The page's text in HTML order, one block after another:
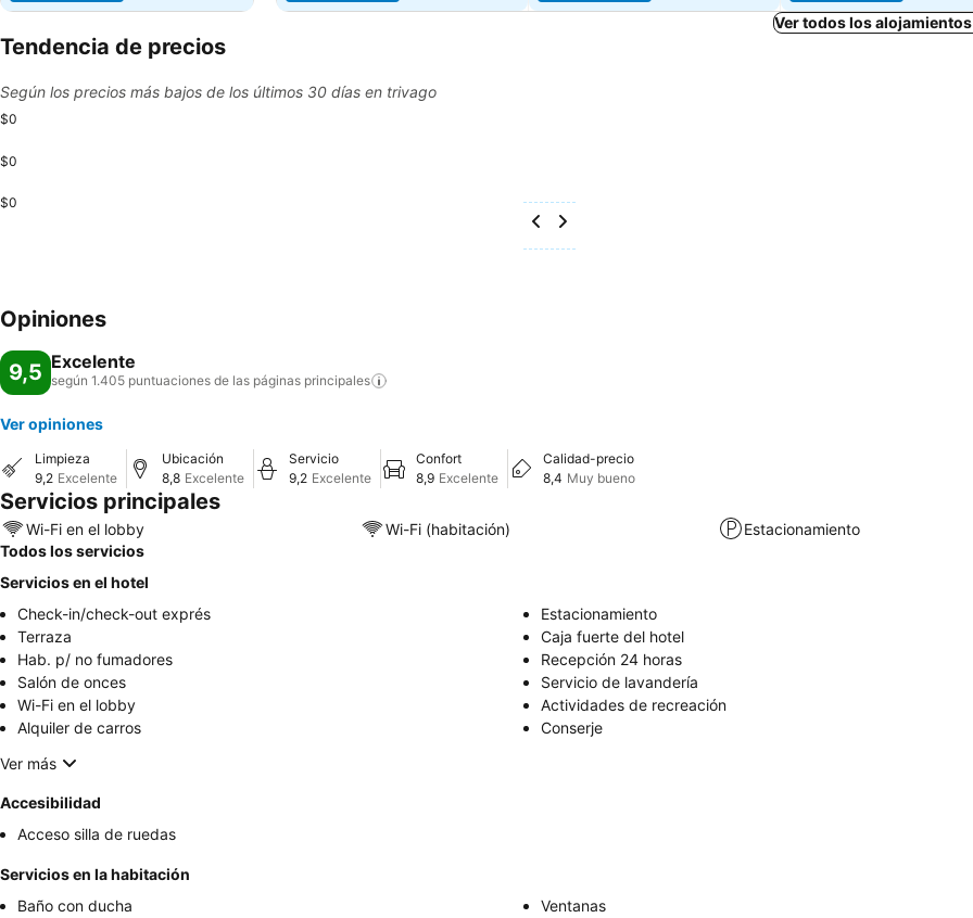
Ver todos los
Tendencia de precios
Según los precios más bajos de los últimos 30 días en trivago
$0
$0
$0
Opiniones
9,5 Excelente
según 1.405 puntuaciones de las páginas principales
Ver opiniones
Limpieza
9,2 Excelente
Ubicación
8,8 Excelente
Servicio
9,2 Excelente
Confort
8,9 Excelente
Calidad-precio
8,4 Muy bueno
Servicios principales
Wi-Fi en el lobby Wi-Fi (habitación)
Estacionamiento
Todos los servicios
Servicios en el hotel
Check-in/check-out exprés
Estacionamiento
Terraza
Caja fuerte del hotel
Hab. p/ no fumadores
Recepción 24 horas
Salón de onces
Servicio de lavandería
Wi-Fi en el lobby
Actividades de recreación
Alquiler de carros
Conserje
Ver más
Accesibilidad
Acceso silla de ruedas
Servicios en la habitación
Baño con ducha
Ventanas